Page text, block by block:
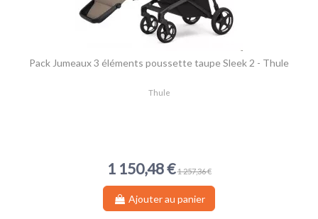
Pack Jumeaux 3 éléments poussette taupe Sleek 2 - Thule
Thule
1 150,48 € 1 257,36 €
Ajouter au panier